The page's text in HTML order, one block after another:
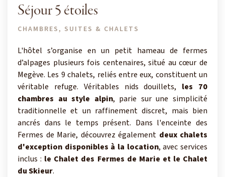
Séjour 5 étoiles
CHAMBRES, SUITES & CHALETS
L'hôtel s’organise en un petit hameau de fermes
d’alpages plusieurs fois centenaires, situé au cœur de
Megève. Les 9 chalets, reliés entre eux, constituent un
véritable refuge. Véritables nids douillets, les 70
chambres au style alpin, parie sur une simplicité
traditionnelle et un raffinement discret, mais bien
ancrés dans le temps présent. Dans l'enceinte des
Fermes de Marie, découvrez également deux chalets
d'exception disponibles à la location, avec services
inclus : le Chalet des Fermes de Marie et le Chalet
du Skieur.